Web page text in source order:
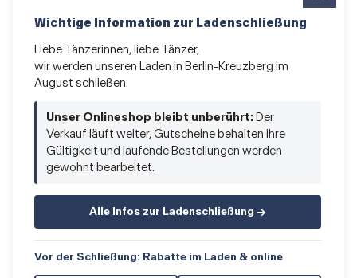
Newsletter bestellen
Das Kleingedruckte
Vertrag widerrufen
Wichtige Information zur Ladenschließung
Liebe Tänzerinnen, liebe Tänzer,
wir werden unseren Laden in Berlin-Kreuzberg im
August schließen.
Unser Onlineshop bleibt unberührt: Der
Verkauf läuft weiter, Gutscheine behalten ihre
Gültigkeit und laufende Bestellungen werden
gewohnt bearbeitet.
Alle Infos zur Ladenschließung →
Vor der Schließung: Rabatte im Laden & online